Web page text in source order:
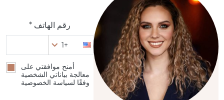
رقم الهاتف *
+1
أمنح موافقتي على
معالجة بياناتي الشخصية
وفقًا لسياسة الخصوصية